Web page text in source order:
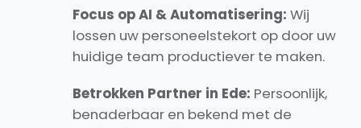
Focus op AI & Automatisering: Wij
lossen uw personeelstekort op door uw
huidige team productiever te maken.
Betrokken Partner in Ede: Persoonlijk,
benaderbaar en bekend met de